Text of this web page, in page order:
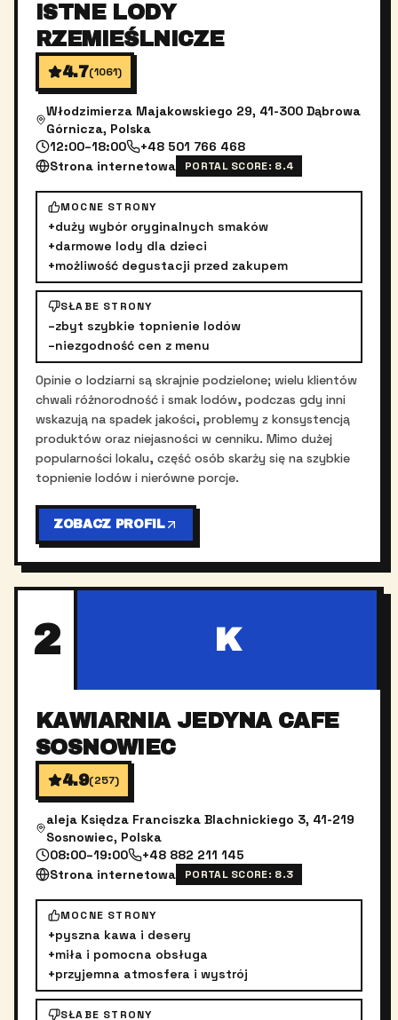
ISTNE LODY
RZEMIEŚLNICZE
4.7(1061)
Włodzimierza Majakowskiego 29, 41-300 Dąbrowa
Górnicza, Polska
12:00–18:00
+48 501 766 468
Strona internetowa
PORTAL SCORE: 8.4
MOCNE STRONY
+duży wybór oryginalnych smaków
+darmowe lody dla dzieci
+możliwość degustacji przed zakupem
SŁABE STRONY
–zbyt szybkie topnienie lodów
–niezgodność cen z menu
Opinie o lodziarni są skrajnie podzielone; wielu klientów
chwali różnorodność i smak lodów, podczas gdy inni
wskazują na spadek jakości, problemy z konsystencją
produktów oraz niejasności w cenniku. Mimo dużej
popularności lokalu, część osób skarży się na szybkie
topnienie lodów i nierówne porcje.
ZOBACZ PROFIL
2 K
KAWIARNIA JEDYNA CAFE
SOSNOWIEC
4.9(257)
aleja Księdza Franciszka Blachnickiego 3, 41-219
Sosnowiec, Polska
08:00–19:00
+48 882 211 145
Strona internetowa
PORTAL SCORE: 8.3
MOCNE STRONY
+pyszna kawa i desery
+miła i pomocna obsługa
+przyjemna atmosfera i wystrój
SŁABE STRONY